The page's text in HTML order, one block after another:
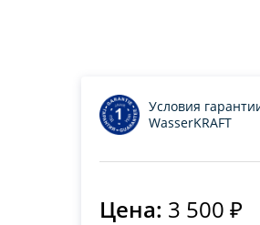
Условия
WasserKRAFT
Цена: 3 500 ₽